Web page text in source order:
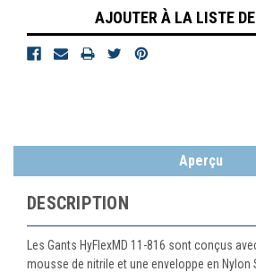
AJOUTER À LA LISTE
Aperçu
DESCRIPTION
Les Gants HyFlexMD 11-816 sont conçus
mousse de nitrile et une enveloppe en Nylon